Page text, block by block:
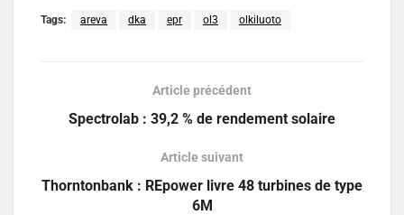
Tags: areva dka epr ol3 olkiluoto
Article précédent
Spectrolab : 39,2 % de rendement solaire
Article suivant
Thorntonbank : REpower livre 48 turbines de type
6M